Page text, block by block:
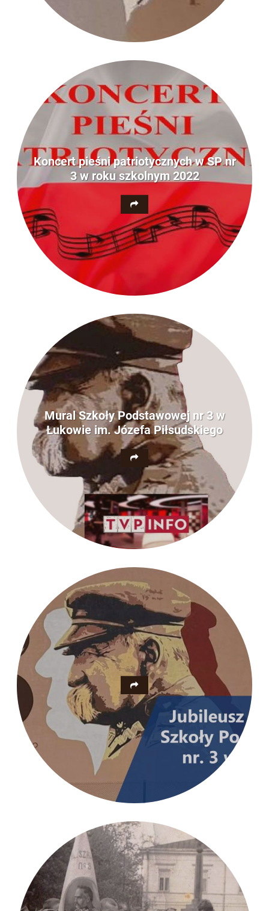
Koncert pieśni patriotycznych w SP nr
3 w roku szkolnym 2022
Mural Szkoły Podstawowej nr 3 w
Łukowie im. Józefa Piłsudskiego